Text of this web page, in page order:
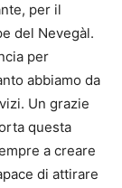
per il
del Nevegàl.
per
abbiamo da
Un grazie
questa
a creare
di attirare